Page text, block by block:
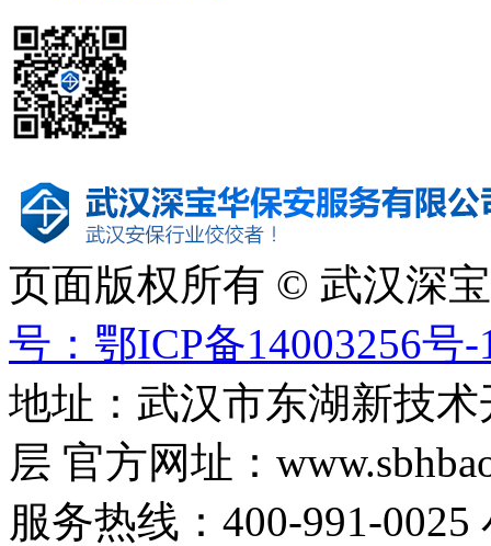
页面版权所有 © 武汉深
号：鄂ICP备14003256号-
地址：武汉市东湖新技
层 官方网址：
服务热线：400-991-